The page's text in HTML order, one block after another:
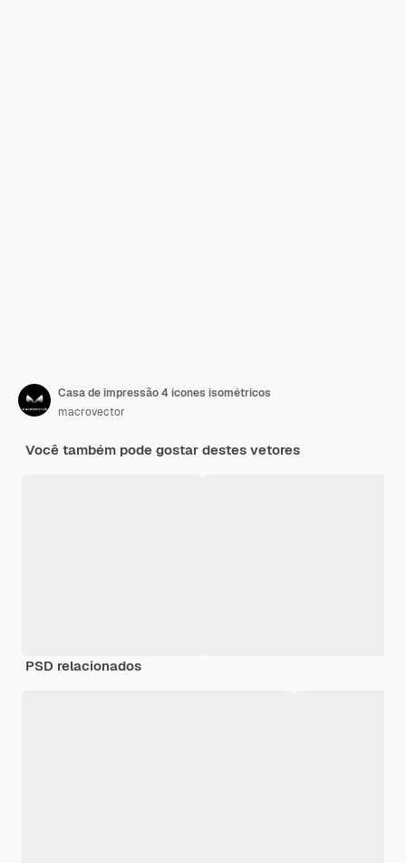
Casa de impressão 4 ícones isométricos
macrovector
Você também pode gostar destes vetores
PSD relacionados